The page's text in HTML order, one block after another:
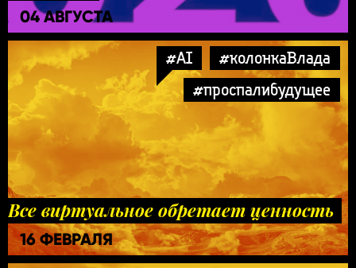
04 АВГУСТА
#AI
#колонкаВлада
#проспалибудущее
Все виртуальное обретает ценность
16 ФЕВРАЛЯ